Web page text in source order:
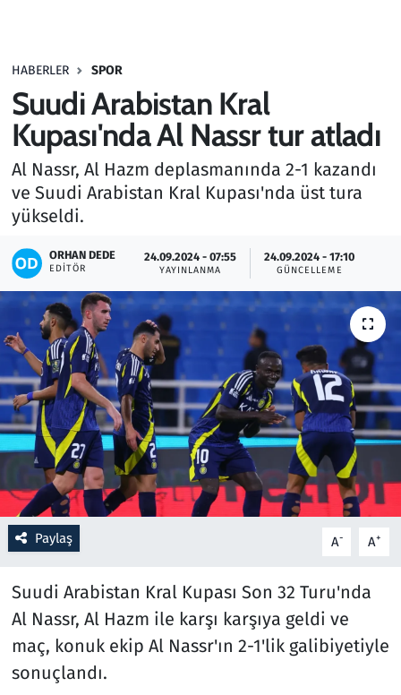
HABERLER SPOR
Suudi Arabistan Kral
Kupası'nda Al Nassr tur atladı
Al Nassr, Al Hazm deplasmanında 2-1 kazandı
ve Suudi Arabistan Kral Kupası'nda üst tura
yükseldi.
ORHAN DEDE
EDITÖR
24.09.2024 - 07:55
YAYINLANMA
24.09.2024 - 17:10
GÜNCELLEME
Paylaş A- A+
Suudi Arabistan Kral Kupası Son 32 Turu'nda
Al Nassr, Al Hazm ile karşı karşıya geldi ve
maç, konuk ekip Al Nassr'ın 2-1'lik galibiyetiyle
sonuçlandı.
Haber
Kültür Sanat
Kurumsal Haberler
Lezzet Durağı
Memur ve Kamu
Otomobil
Oyun
Ramazan
Resmi İlanlar
Rüya Tabirleri
Sağlık
Savunma Sanayi
Seçim 2023
Spor